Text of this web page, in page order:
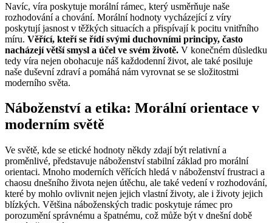
Navíc, víra poskytuje morální rámec, který usměrňuje naše
rozhodování a chování. Morální hodnoty vycházející z víry
poskytují jasnost v těžkých situacích a přispívají k pocitu vnitřního
míru. Věřící, kteří se řídí svými duchovními principy, často
nacházejí větší smysl a účel ve svém životě. V konečném důsledku
tedy víra nejen obohacuje náš každodenní život, ale také posiluje
naše duševní zdraví a pomáhá nám vyrovnat se se složitostmi
moderního světa.
Náboženství a etika: Morální orientace v
moderním světě
Ve světě, kde se etické hodnoty někdy zdají být relativní a
proměnlivé, představuje náboženství stabilní základ pro morální
orientaci. Mnoho moderních věřících hledá v náboženství frustraci a
chaosu dnešního života nejen útěchu, ale také vedení v rozhodování,
které by mohlo ovlivnit nejen jejich vlastní životy, ale i životy jejich
blízkých. Většina náboženských tradic poskytuje rámec pro
porozumění správnému a špatnému, což může být v dnešní době